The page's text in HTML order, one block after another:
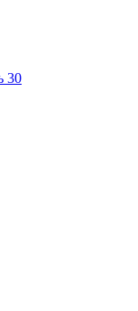
30